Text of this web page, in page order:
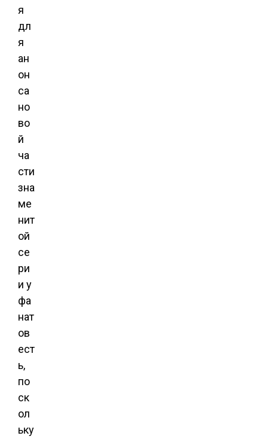
я
дл
я
ан
он
са
но
во
й
ча
сти
зна
ме
нит
ой
се
ри
и у
фа
нат
ов
ест
ь,
по
ск
ол
ьку